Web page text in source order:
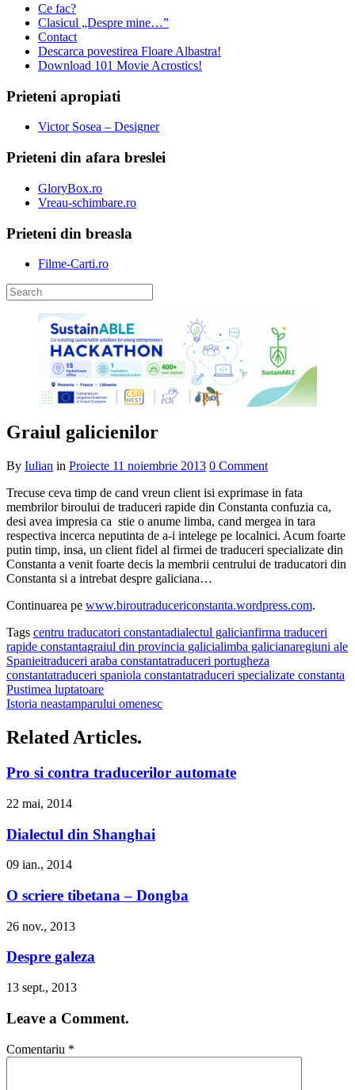
Ce fac?
Clasicul „Despre mine…”
Contact
Descarca povestirea Floare Albastra!
Download 101 Movie Acrostics!
Prieteni apropiati
Victor Sosea – Designer
Prieteni din afara breslei
GloryBox.ro
Vreau-schimbare.ro
Prieteni din breasla
Filme-Carti.ro
Graiul galicienilor
By Iulian in Proiecte 11 noiembrie 2013 0 Comment
Trecuse ceva timp de cand vreun client isi exprimase in fata
membrilor biroului de traduceri rapide din Constanta confuzia ca,
desi avea impresia ca stie o anume limba, cand mergea in tara
respectiva incerca neputinta de a-i intelege pe localnici. Acum foarte
putin timp, insa, un client fidel al firmei de traduceri specializate din
Constanta a venit foarte decis la membrii centrului de traducatori din
Constanta si a intrebat despre galiciana…
Continuarea pe www.biroutraducericonstanta.wordpress.com.
Tags centru traducatori constantadialectul galicianfirma traduceri
rapide constantagraiul din provincia galicialimba galicianaregiuni ale
Spanieitraduceri araba constantatraduceri portugheza
constantatraduceri spaniola constantatraduceri specializate constanta
Pustimea luptatoare
Istoria neastamparului omenesc
Related Articles.
Pro si contra traducerilor automate
22 mai, 2014
Dialectul din Shanghai
09 ian., 2014
O scriere tibetana – Dongba
26 nov., 2013
Despre galeza
13 sept., 2013
Leave a Comment.
Comentariu *